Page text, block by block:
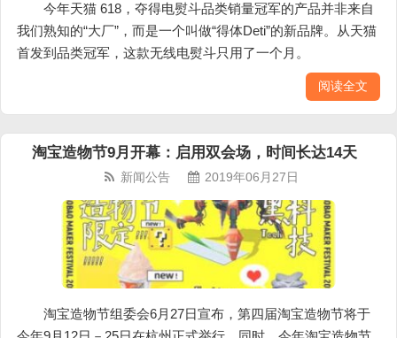
今年天猫 618，夺得电熨斗品类销量冠军的产品并非来自
我们熟知的“大厂”，而是一个叫做“得体Deti”的新品牌。从天猫
首发到品类冠军，这款无线电熨斗只用了一个月。
阅读全文
淘宝造物节9月开幕：启用双会场，时间长达14天
新闻公告 2019年06月27日
淘宝造物节组委会6月27日宣布，第四届淘宝造物节将于